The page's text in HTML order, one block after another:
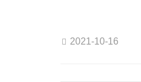
2021-10-16